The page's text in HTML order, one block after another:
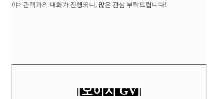
야> 관객과의 대화가 진행되니, 많은 관심 부탁드립니다!
[오이지 GV]